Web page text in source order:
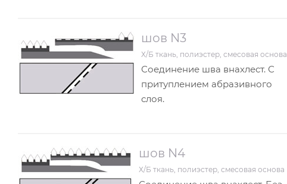
шов N3
Х/Б ткань, полиэстер, смесовая основа
Соединение шва внахлест. С
притуплением абразивного
слоя.
шов N4
Х/Б ткань, полиэстер, смесовая основа